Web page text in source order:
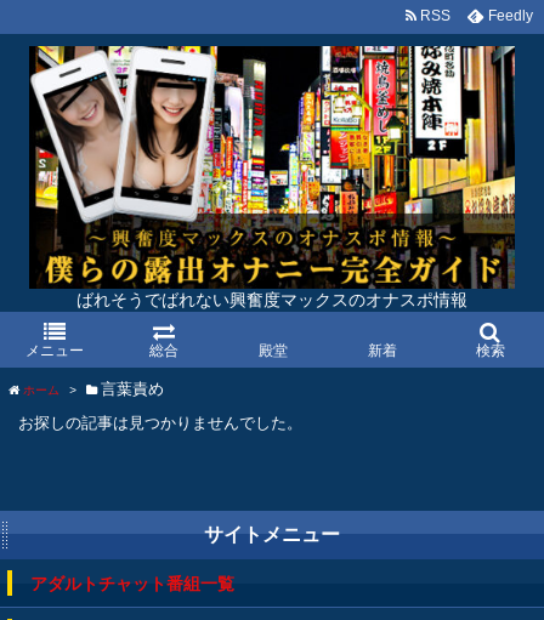
ばれそうでばれない興奮度マックスのオナスポ情報
メニュー 総合 殿堂 新着 検索
RSS Feedly
ホーム >
言葉責め
お探しの記事は見つかりませんでした。
サイトメニュー
アダルトチャット番組一覧